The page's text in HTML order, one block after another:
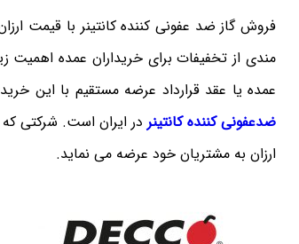
فروش گاز ضد عفونی کننده کانتینر با قیمت
مندی از تخفیفات برای خریداران عمده اهمیت
عمده یا عقد قرارداد عرضه مستقیم با این
ضدعفونی کننده کانتینر در ایران است. شرکتی
ارزان به مشتریان خود عرضه می نماید.